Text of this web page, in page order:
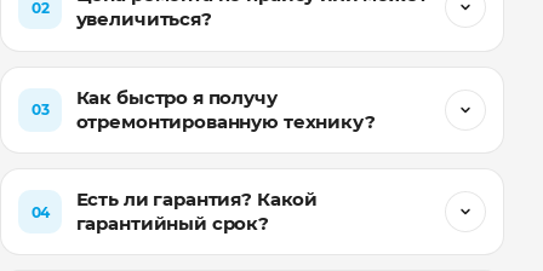
Цена ремонта по прайсу или может
увеличиться?
Как быстро я получу
отремонтированную технику?
Есть ли гарантия? Какой
гарантийный срок?